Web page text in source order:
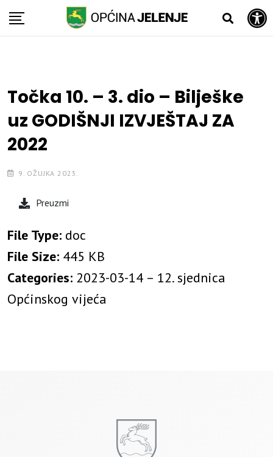
Open toolbar
Skip
Točka 10. – 3. dio – Bilješke
uz GODIŠNJI IZVJEŠTAJ ZA
2022
9. OŽUJKA 2023.
Preuzmi
File Type: doc
File Size: 445 KB
Categories: 2023-03-14 – 12. sjednica
Općinskog vijeća